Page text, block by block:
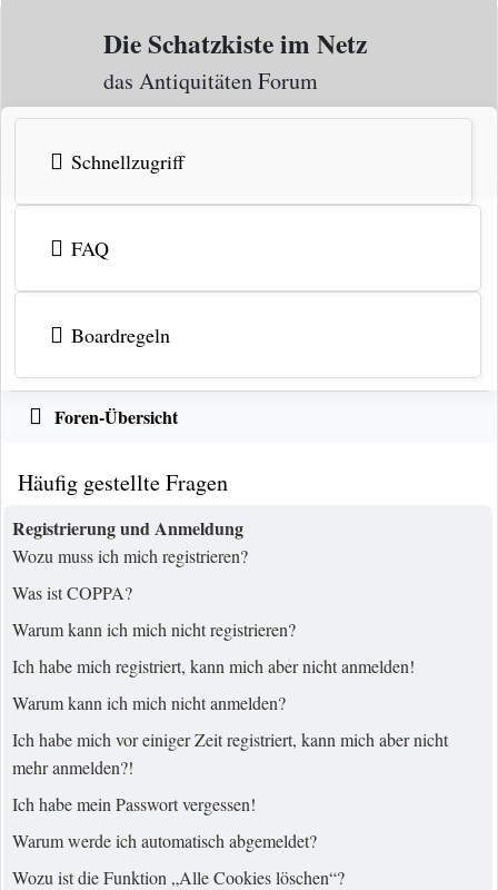
Zum Inhalt
Die Schatzkiste im Netz
das Antiquitäten Forum
Schnellzugriff
FAQ
Boardregeln
Foren-Übersicht
Häufig gestellte Fragen
Registrierung und Anmeldung
Wozu muss ich mich registrieren?
Was ist COPPA?
Warum kann ich mich nicht registrieren?
Ich habe mich registriert, kann mich aber nicht anmelden!
Warum kann ich mich nicht anmelden?
Ich habe mich vor einiger Zeit registriert, kann mich aber nicht
mehr anmelden?!
Ich habe mein Passwort vergessen!
Warum werde ich automatisch abgemeldet?
Wozu ist die Funktion „Alle Cookies löschen“?